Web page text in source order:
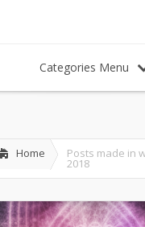
Categories Menu
Home Posts made in
2018